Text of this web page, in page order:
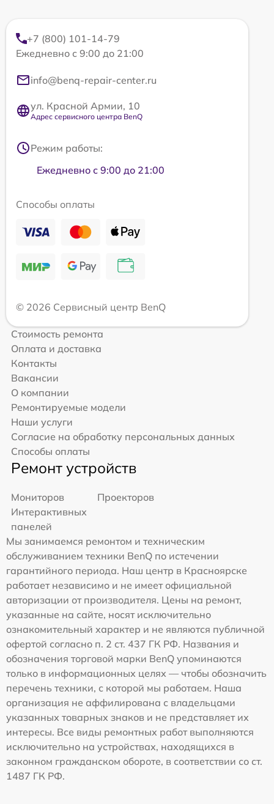
+7 (800) 101-14-79
Ежедневно с 9:00 до 21:00
info@benq-repair-center.ru
ул. Красной Армии, 10
Адрес сервисного центра BenQ
Режим работы:
Ежедневно с 9:00 до 21:00
Способы оплаты
© 2026 Сервисный центр BenQ
Стоимость ремонта
Оплата и доставка
Контакты
Вакансии
О компании
Ремонтируемые модели
Наши услуги
Согласие на обработку персональных данных
Способы оплаты
Ремонт устройств
Мониторов
Проекторов
Интерактивных
панелей
Мы занимаемся ремонтом и техническим
обслуживанием техники BenQ по истечении
гарантийного периода. Наш центр в Красноярске
работает независимо и не имеет официальной
авторизации от производителя. Цены на ремонт,
указанные на сайте, носят исключительно
ознакомительный характер и не являются публичной
офертой согласно п. 2 ст. 437 ГК РФ. Названия и
обозначения торговой марки BenQ упоминаются
только в информационных целях — чтобы обозначить
перечень техники, с которой мы работаем. Наша
организация не аффилирована с владельцами
указанных товарных знаков и не представляет их
интересы. Все виды ремонтных работ выполняются
исключительно на устройствах, находящихся в
законном гражданском обороте, в соответствии со ст.
1487 ГК РФ.